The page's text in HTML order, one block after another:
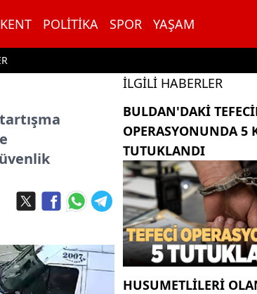
KENT POLITIKA SPOR YAŞAM
İLGILI HABERLER
BULDAN'DAKI
OPERASYONUNDA 5
TUTUKLANDI
HUSUMETLILERI